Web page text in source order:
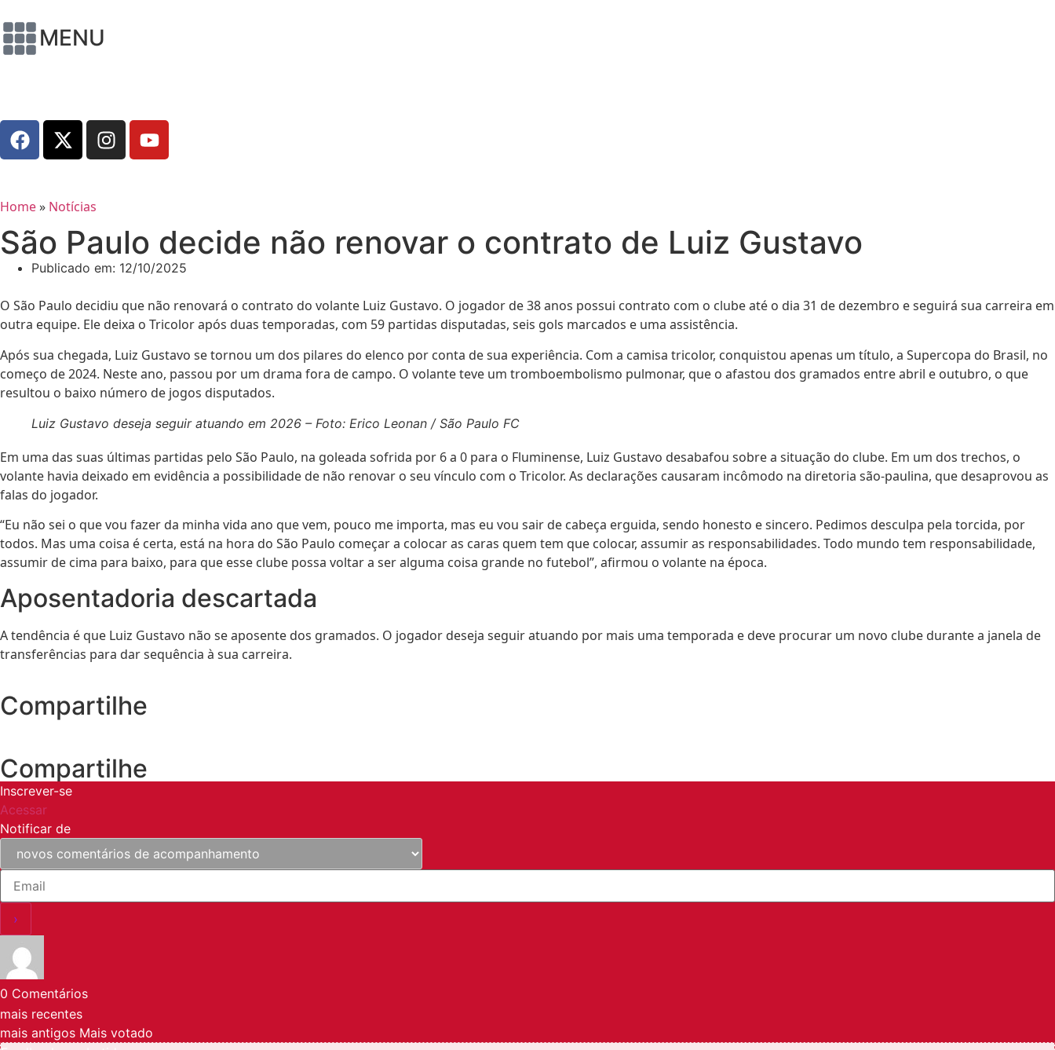
MENU
Home» Notícias
São Paulo decide não renovar o contrato de Luiz Gustavo
Publicado em: 12/10/2025
O São Paulo decidiu que não renovará o contrato do volante Luiz Gustavo. O jogador de 38 anos possui contrato com o clube até o dia 31 de dezembro e seguirá sua carreira em
outra equipe. Ele deixa o Tricolor após duas temporadas, com 59 partidas disputadas, seis gols marcados e uma assistência.
Após sua chegada, Luiz Gustavo se tornou um dos pilares do elenco por conta de sua experiência. Com a camisa tricolor, conquistou apenas um título, a Supercopa do Brasil, no
começo de 2024. Neste ano, passou por um drama fora de campo. O volante teve um tromboembolismo pulmonar, que o afastou dos gramados entre abril e outubro, o que
resultou o baixo número de jogos disputados.
Luiz Gustavo deseja seguir atuando em 2026 – Foto: Erico Leonan / São Paulo FC
Em uma das suas últimas partidas pelo São Paulo, na goleada sofrida por 6 a 0 para o Fluminense, Luiz Gustavo desabafou sobre a situação do clube. Em um dos trechos, o
volante havia deixado em evidência a possibilidade de não renovar o seu vínculo com o Tricolor. As declarações causaram incômodo na diretoria são-paulina, que desaprovou as
falas do jogador.
“Eu não sei o que vou fazer da minha vida ano que vem, pouco me importa, mas eu vou sair de cabeça erguida, sendo honesto e sincero. Pedimos desculpa pela torcida, por
todos. Mas uma coisa é certa, está na hora do São Paulo começar a colocar as caras quem tem que colocar, assumir as responsabilidades. Todo mundo tem responsabilidade,
assumir de cima para baixo, para que esse clube possa voltar a ser alguma coisa grande no futebol”, afirmou o volante na época.
Aposentadoria descartada
A tendência é que Luiz Gustavo não se aposente dos gramados. O jogador deseja seguir atuando por mais uma temporada e deve procurar um novo clube durante a janela de
transferências para dar sequência à sua carreira.
Compartilhe
Compartilhe
Inscrever-se
Acessar
Notificar de
0 Comentários
mais recentes
mais antigos Mais votado